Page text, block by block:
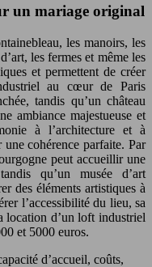
un mariage original
les manoirs, les
les fermes et même les
et permettent de créer
au cœur de Paris
tandis qu’un château
ambiance majestueuse et
à l’architecture et à
une cohérence parfaite. Par
peut accueillir une
qu’un musée d’art
des éléments artistiques à
l’accessibilité du lieu, sa
location d’un loft industriel
et 5000 euros.
d’accueil, coûts,